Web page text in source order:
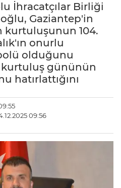
İhracatçılar Birliği
Gaziantep'in
104.
onurlu
olduğunu
gününün
hatırlattığını
09:56